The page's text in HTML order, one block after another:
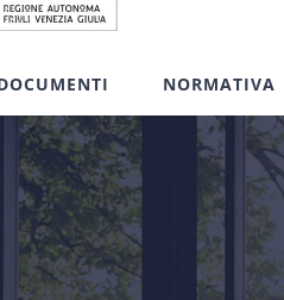
NORMATIVA